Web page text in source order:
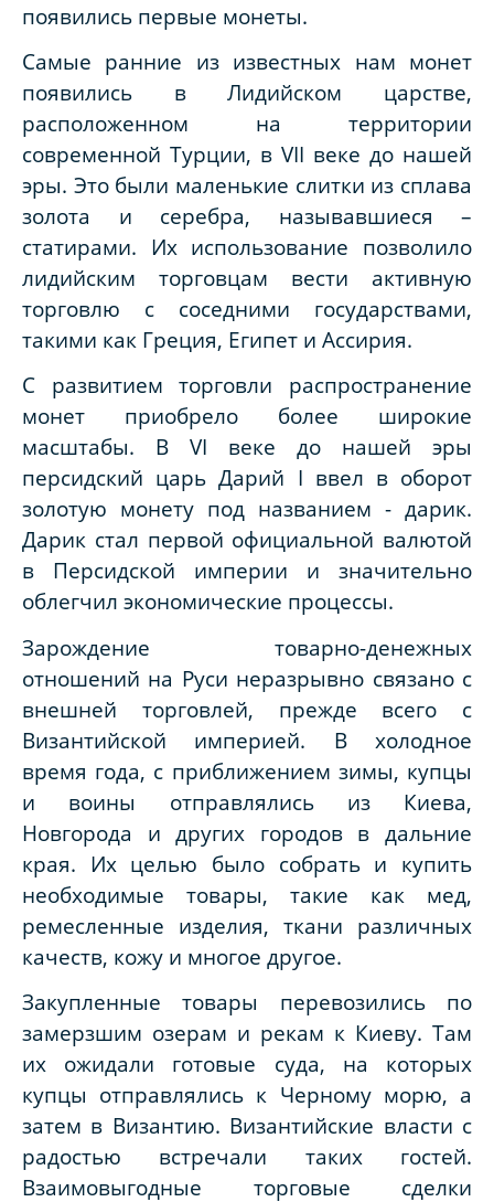
появились первые монеты.
Самые ранние из известных нам монет
появились в Лидийском царстве,
расположенном на территории
современной Турции, в VII веке до нашей
эры. Это были маленькие слитки из сплава
золота и серебра, называвшиеся –
статирами. Их использование позволило
лидийским торговцам вести активную
торговлю с соседними государствами,
такими как Греция, Египет и Ассирия.
С развитием торговли распространение
монет приобрело более широкие
масштабы. В VI веке до нашей эры
персидский царь Дарий I ввел в оборот
золотую монету под названием - дарик.
Дарик стал первой официальной валютой
в Персидской империи и значительно
облегчил экономические процессы.
Зарождение товарно-денежных
отношений на Руси неразрывно связано с
внешней торговлей, прежде всего с
Византийской империей. В холодное
время года, с приближением зимы, купцы
и воины отправлялись из Киева,
Новгорода и других городов в дальние
края. Их целью было собрать и купить
необходимые товары, такие как мед,
ремесленные изделия, ткани различных
качеств, кожу и многое другое.
Закупленные товары перевозились по
замерзшим озерам и рекам к Киеву. Там
их ожидали готовые суда, на которых
купцы отправлялись к Черному морю, а
затем в Византию. Византийские власти с
радостью встречали таких гостей.
Взаимовыгодные торговые сделки